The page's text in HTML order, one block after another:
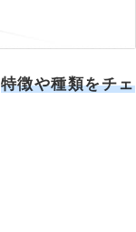
特徴や種類をチェ